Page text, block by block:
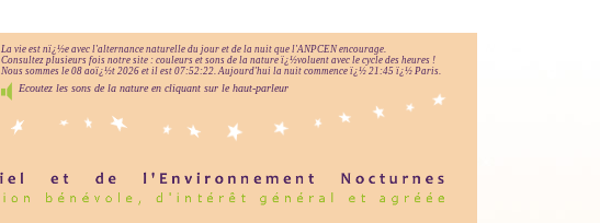
La vie est nï¿½e avec l'alternance naturelle du jour et de la nuit que l'ANPCEN encourage.
Consultez plusieurs fois notre site : couleurs et sons de la nature ï¿½voluent avec le cycle des heures !
Nous sommes le 08 aoï¿½t 2026 et il est 07:52:23.Aujourd'hui la nuit commence ï¿½ 21:45 ï¿½ Paris.
Ecoutez les sons de la nature en cliquant sur le haut-parleur